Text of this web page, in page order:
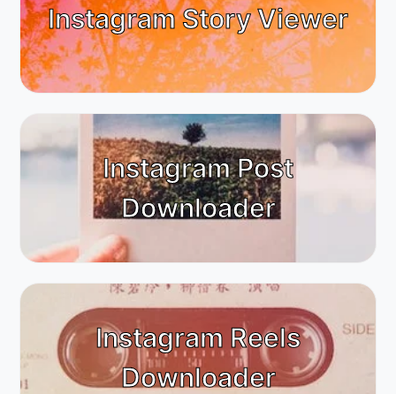
Instagram Story Viewer
Instagram Post
Downloader
Instagram Reels
Downloader